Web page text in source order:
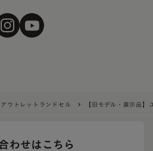
アウトレットランドセル 【旧モデル・展示品】
わせはこちら